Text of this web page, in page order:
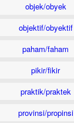
objek/obyek
objektif/obyektif
paham/faham
pikir/fikir
praktik/praktek
provinsi/propinsi